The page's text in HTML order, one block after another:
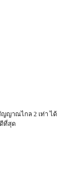
ญญาณไกล 2 เท่า ได้
ที่สุด